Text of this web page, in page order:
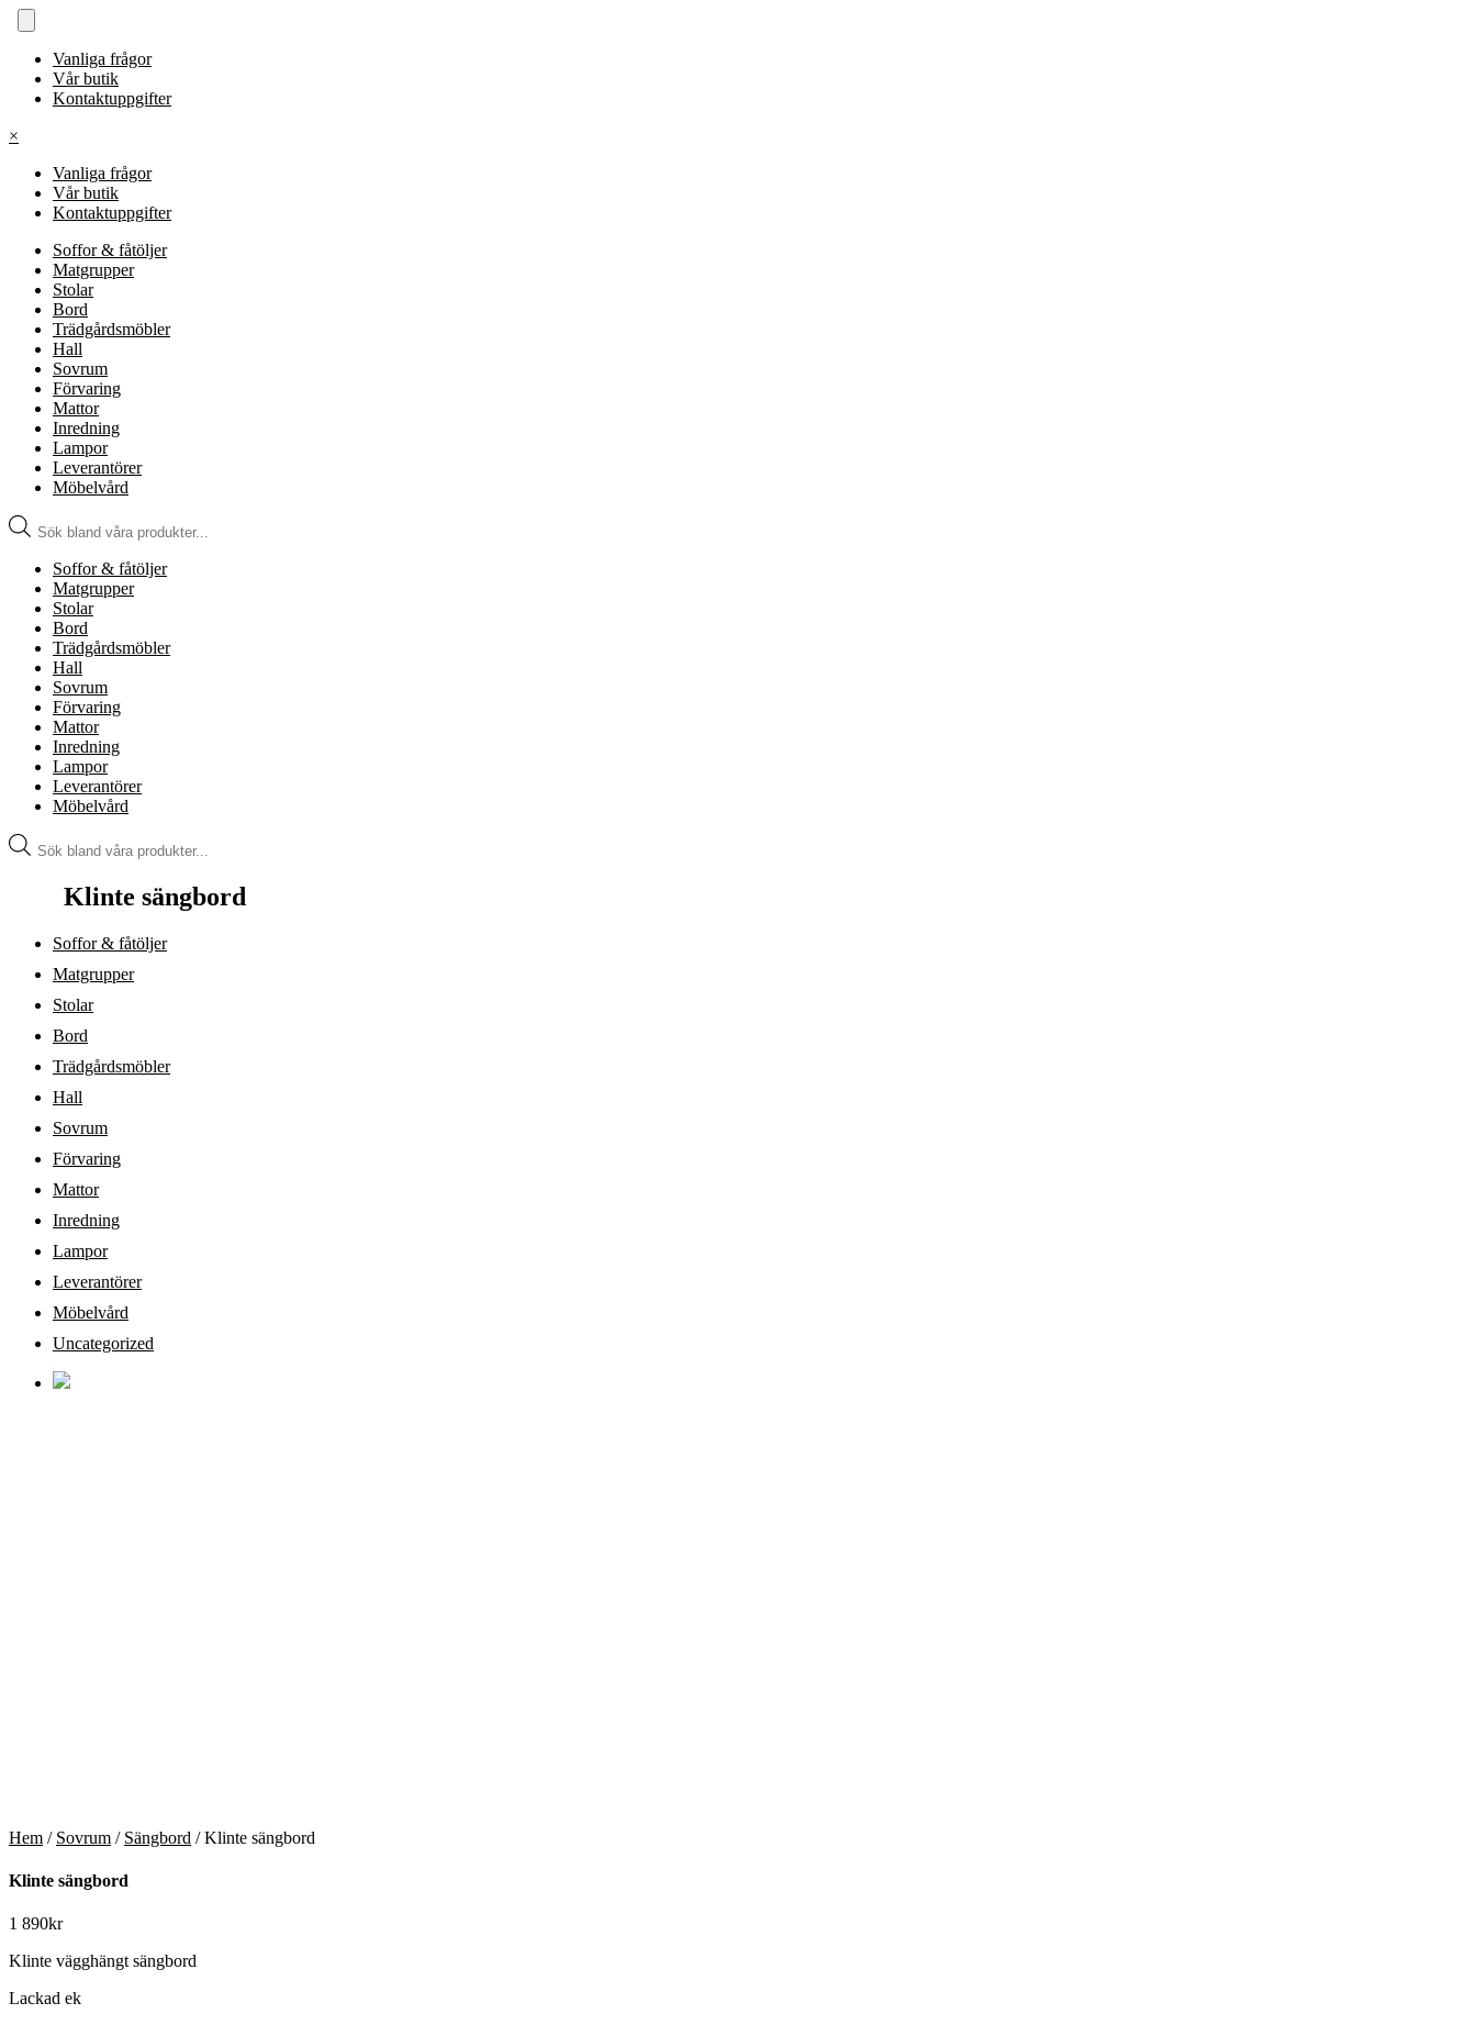
Vanliga frågor
Vår butik
Kontaktuppgifter
×
Vanliga frågor
Vår butik
Kontaktuppgifter
Soffor & fåtöljer
Matgrupper
Stolar
Bord
Trädgårdsmöbler
Hall
Sovrum
Förvaring
Mattor
Inredning
Lampor
Leverantörer
Möbelvård
Produktsökning
Soffor & fåtöljer
Matgrupper
Stolar
Bord
Trädgårdsmöbler
Hall
Sovrum
Förvaring
Mattor
Inredning
Lampor
Leverantörer
Möbelvård
Produktsökning
Klinte sängbord
Soffor & fåtöljer
Matgrupper
Stolar
Bord
Trädgårdsmöbler
Hall
Sovrum
Förvaring
Mattor
Inredning
Lampor
Leverantörer
Möbelvård
Uncategorized
Hem / Sovrum / Sängbord / Klinte sängbord
Klinte sängbord
1 890kr
Klinte vägghängt sängbord
Lackad ek